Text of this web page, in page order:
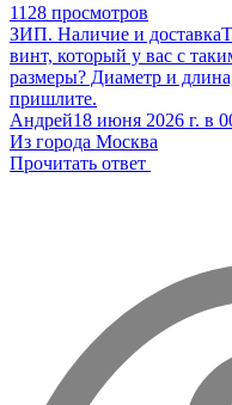
1128 просмотров
ЗИП. Наличие и доставка
винт, который у вас с
размеры? Диаметр и
пришлите.
Андрей18 июня 2026 г. в
Из города Москва
Прочитать ответ